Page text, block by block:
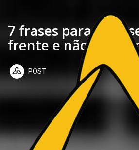
7 frases para você
frente e não
POST